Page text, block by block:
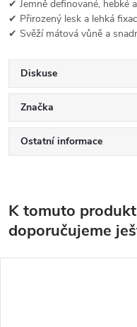
✔ Jemně definované, hebké
✔ Přirozený lesk a lehká
✔ Svěží mátová vůně a
Diskuse
Značka
Ostatní informace
K tomuto
doporučujeme